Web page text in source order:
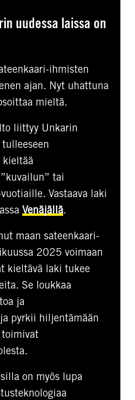
uudessa laissa on
ihmisten
ajan. Nyt uhattuna
mieltä.
liittyy Unkarin
kieltää
tai
Vastaava laki
Venäjällä.
maan sateenkaari-
2025 voimaan
kieltävä laki tukee
Se loukkaa
ja
pyrkii hiljentämään
on myös lupa